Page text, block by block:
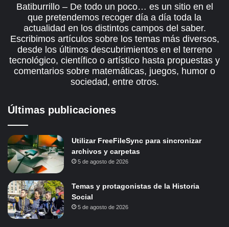
Batiburrillo – De todo un poco… es un sitio en el
que pretendemos recoger día a día toda la
actualidad en los distintos campos del saber.
Escribimos artículos sobre los temas más diversos,
desde los últimos descubrimientos en el terreno
tecnológico, científico o artístico hasta propuestas y
comentarios sobre matemáticas, juegos, humor o
sociedad, entre otros.
Últimas publicaciones
Utilizar FreeFileSync para sincronizar
archivos y carpetas
5 de agosto de 2026
Temas y protagonistas de la Historia
Social
5 de agosto de 2026